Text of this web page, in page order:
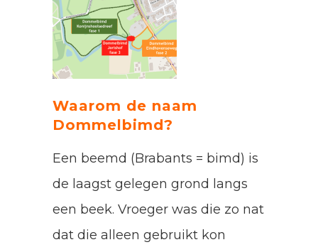
Waarom de naam
Dommelbimd?
Een beemd (Brabants = bimd) is
de laagst gelegen grond langs
een beek. Vroeger was die zo nat
dat die alleen gebruikt kon